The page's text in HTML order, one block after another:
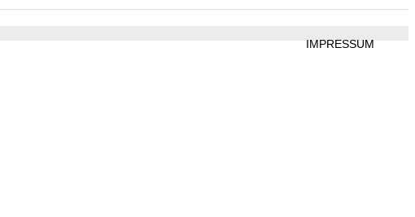
IMPRESSUM